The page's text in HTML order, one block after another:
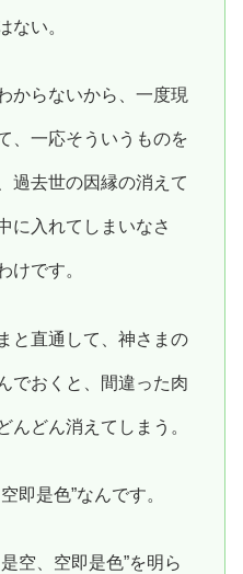
ない。
からないから、一度現
、一応そういうものを
過去世の因縁の消えて
に入れてしまいなさ
けです。
と直通して、神さまの
でおくと、間違った肉
んどん消えてしまう。
即是色”なんです。
空、空即是色”を明ら